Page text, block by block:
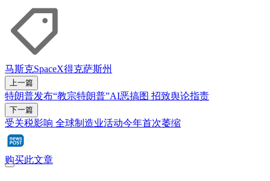
马斯克SpaceX得克萨斯州
上一篇
特朗普发布“教宗特朗普”AI恶搞图 招致舆论指责
下一篇
受关税影响 全球制造业活动今年首次萎缩
购买此文章